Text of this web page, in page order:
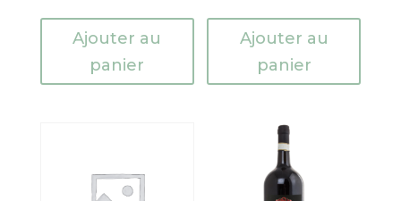
Ajouter au
panier
Ajouter au
panier